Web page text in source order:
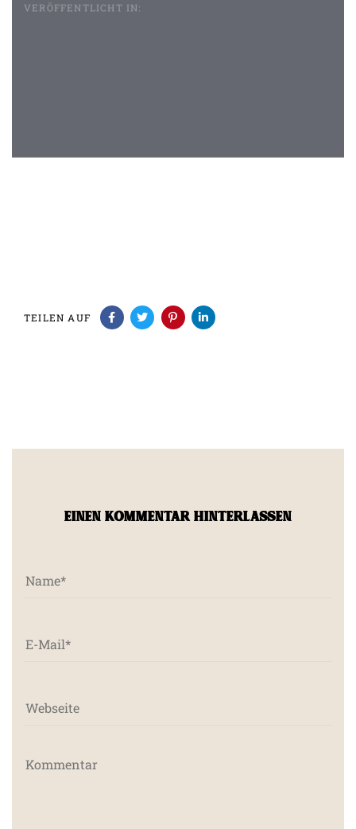
VERÖFFENTLICHT IN:
TEILEN AUF
EINEN KOMMENTAR HINTERLASSEN